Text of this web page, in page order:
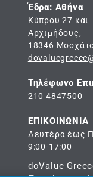
Έδρα: Αθήνα
Κύπρου 27 και
Αρχιμήδους,
18346
Τηλέφωνο
210 4847500
ΕΠΙΚΟΙΝΩΝΙΑ
Δευτέρα έως
9:00-17:00
doValue
Πιστώσεις -